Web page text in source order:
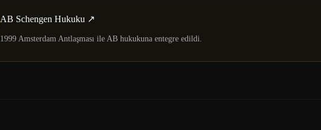
AB Schengen Hukuku ↗
1999 Amsterdam Antlaşması ile AB hukukuna entegre edildi.